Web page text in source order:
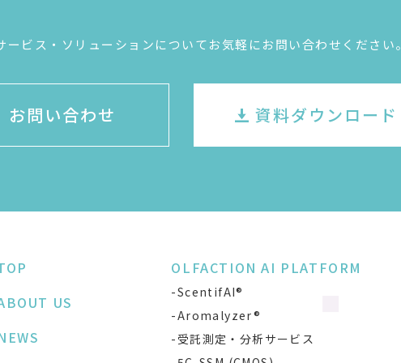
ービス・ソリューションについてお気軽にお問い合わせください。
お問い合わせ 資料ダウンロード
US
OLFACTION AI PLATFORM
-ScentifAI®
-Aromalyzer®
-受託測定・分析サービス